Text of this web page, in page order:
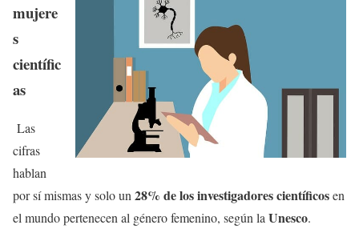
mujere
s
científic
as
Las
cifras
hablan
por sí mismas y solo un28% de los investigadores científicosen
el mundo pertenecen al género femenino, según laUnesco.